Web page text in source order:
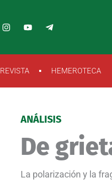
I
n
a
r
m
Y
o
u
e
T
e
g
a
-
a
n
REVISTA HEMEROTECA
ANÁLISIS
De
La polarización y la